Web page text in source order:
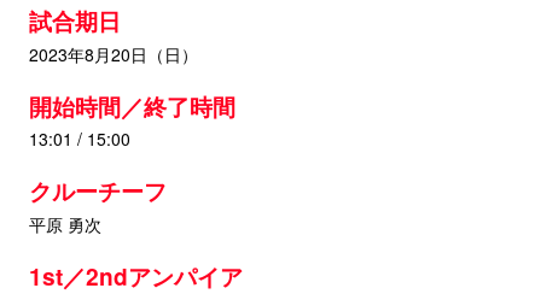
試合期日
2023年8月20日（日）
開始時間／終了時間
13:01 / 15:00
クルーチーフ
平原 勇次
1st／2ndアンパイア